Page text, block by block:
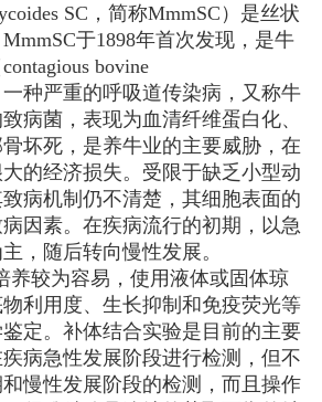
SC，简称MmmSC）是丝状
于1898年首次发现，是牛
bovine
一种严重的呼吸道传染病，又称牛
病菌，表现为血清纤维蛋白化、
坏死，是养牛业的主要威胁，在
的经济损失。受限于缺乏小型动
病机制仍不清楚，其细胞表面的
因素。在疾病流行的初期，以急
，随后转向慢性发展。
养较为容易，使用液体或固体琼
利用度、生长抑制和免疫荧光等
定。补体结合实验是目前的主要
病急性发展阶段进行检测，但不
慢性发展阶段的检测，而且操作